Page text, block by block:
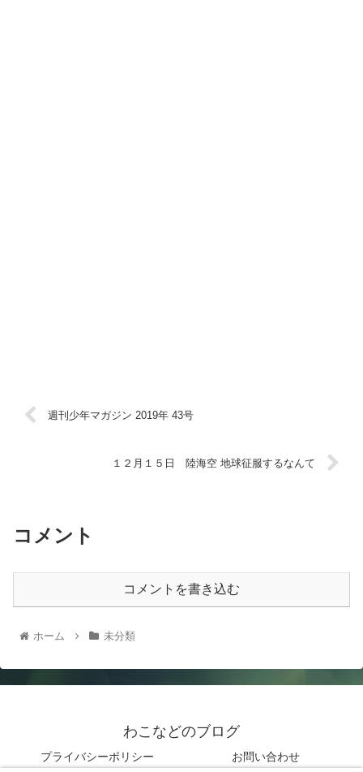
週刊少年マガジン 2019年 43号
１２月１５日 陸海空 地球征服するなんて
コメント
コメントを書き込む
ホーム 未分類
わこなどのブログ
プライバシーポリシー お問い合わせ